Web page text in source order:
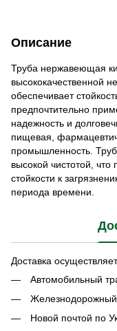
Описание
Труба нержавеющая
высококачественной
обеспечивает
предпочтительно
надежность и
пищевая,
промышленность.
высокой чистотой, что
стойкости к
периода времени.
Доставка
Автомобильный
Железнодорожный
Новой почтой по